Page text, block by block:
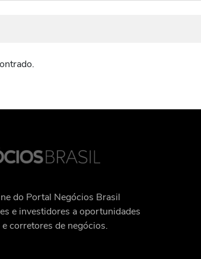
do Portal Negócios Brasil
e investidores a oportunidades
corretores de negócios.